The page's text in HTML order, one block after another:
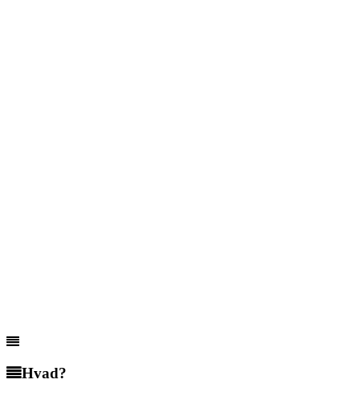
Hvad?